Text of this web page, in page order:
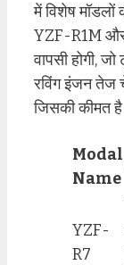
में विशेष मॉडलों
YZF-R1M और
वापसी होगी,
रविंग इंजन तेज
जिसकी कीमत है
Modal
Name
YZF-
R7